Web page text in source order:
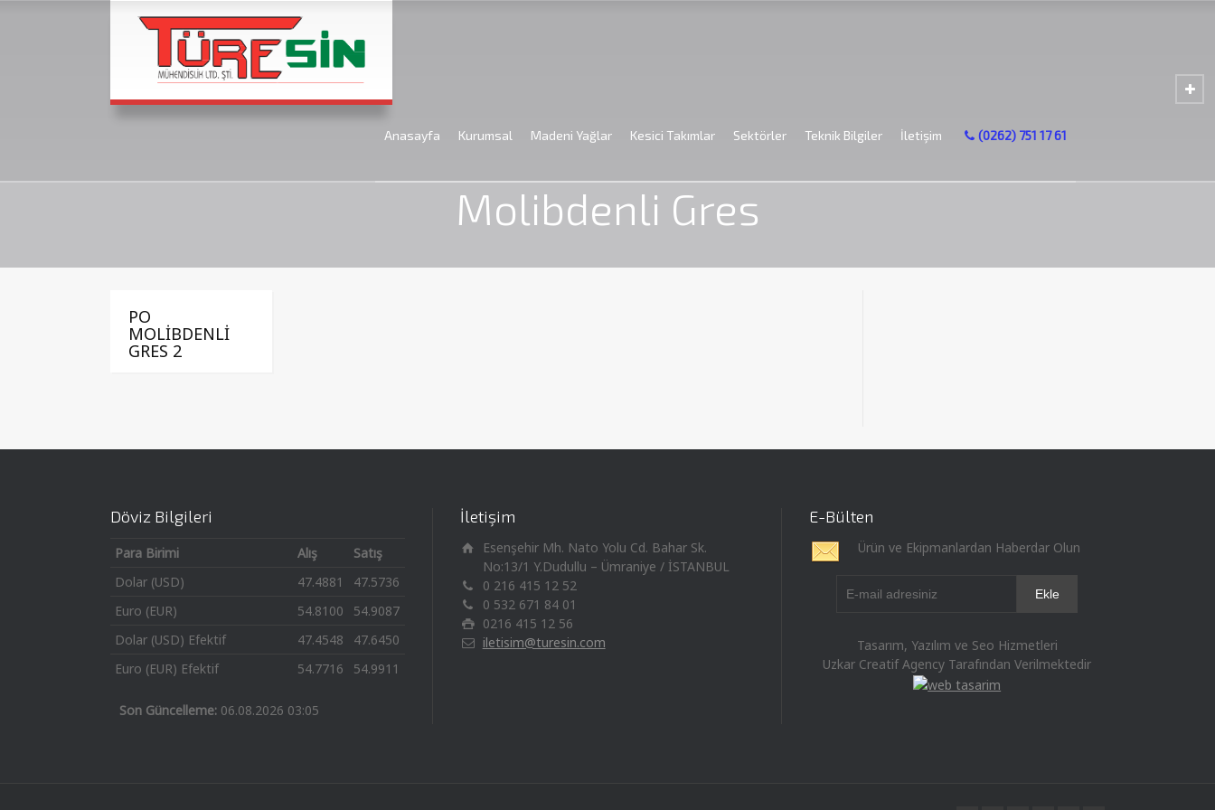
Anasayfa Kurumsal Madeni Yağlar Kesici Takımlar Sektörler Teknik Bilgiler İletişim (0262) 751 17 61
Molibdenli Gres
PO
MOLİBDENLİ
GRES 2
Döviz Bilgileri
Para Birimi Alış
Satış
Dolar (USD)
47.4881
47.5736
Euro (EUR)
54.8100
54.9087
Dolar (USD) Efektif
47.4548
47.6450
Euro (EUR) Efektif
54.7716 54.9911
Son Güncelleme: 06.08.2026 03:05
İletişim
Esenşehir Mh. Nato Yolu Cd. Bahar Sk.
No:13/1 Y.Dudullu – Ümraniye / İSTANBUL
0 216 415 12 52
0 532 671 84 01
0216 415 12 56
iletisim@turesin.com
E-Bülten
Ürün ve Ekipmanlardan Haberdar Olun
Tasarım, Yazılım ve Seo Hizmetleri
Uzkar Creatif Agency Tarafından Verilmektedir